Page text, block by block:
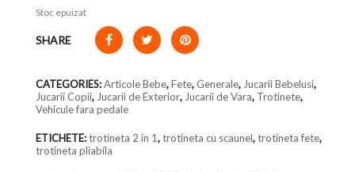
Stoc epuizat
SHARE
CATEGORIES:Articole Bebe,Fete, Generale, Jucarii Bebelusi,
Jucarii Copii, Jucarii de Exterior, Jucarii de Vara, Trotinete,
Vehicule fara pedale
ETICHETE:trotineta 2 in 1,trotineta cu scaunel,trotineta fete,
trotineta pliabila